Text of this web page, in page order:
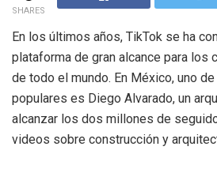
SHARES
En los últimos años, TikTok se ha
plataforma de gran alcance para los
de todo el mundo. En México, uno
populares es Diego Alvarado, un
alcanzar los dos millones de
videos sobre construcción y